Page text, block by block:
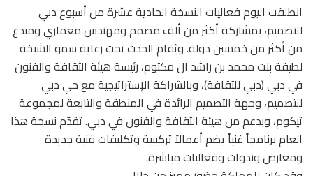
انطلقت اليوم فعاليات النسخة الحادية عشرة من أسبوع دبي
للتصميم، بمشاركة أكثر من ألف مصمم ومهندس معماري ومبدع
من أكثر من خمسين دولة. ويُقام الحدث تحت رعاية سمو الشيخة
لطيفة بنت محمد بن راشد آل مكتوم، رئيسة هيئة الثقافة والفنون
في دبي (دبي للثقافة)، وبالشراكة الإستراتيجية مع حي دبي
للتصميم، وجهة التصميم الرائدة في المنطقة والتابعة لمجموعة
تيكوم، وبدعم من هيئة الثقافة والفنون في دبي. تقدّم نسخة هذا
العام برنامجاً غنياً يضم أعمالاً تركيبية وتكليفات فنية جديدة
ومعارض وندوات وفعاليات مباشرة.